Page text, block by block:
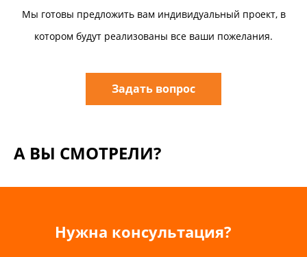
Мы готовы предложить вам индивидуальный проект, в
котором будут реализованы все ваши пожелания.
Задать вопрос
А ВЫ СМОТРЕЛИ?
Нужна консультация?